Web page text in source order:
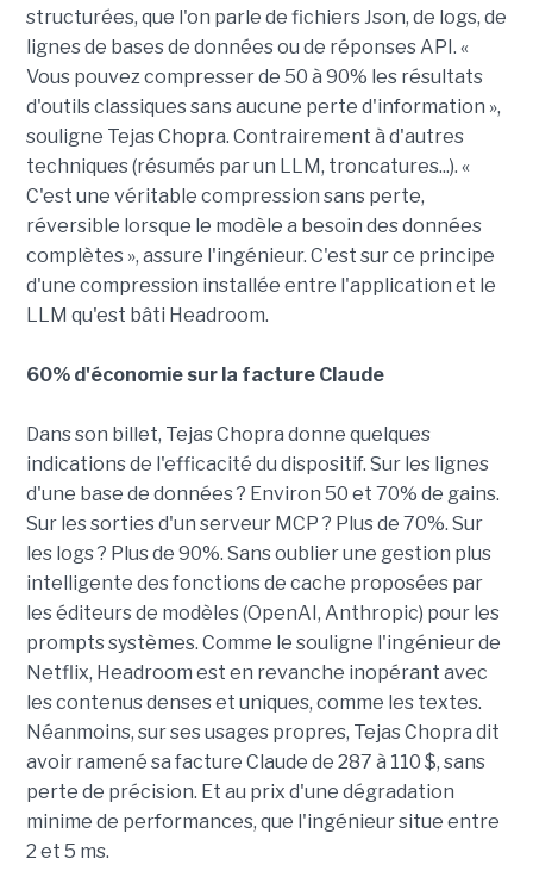
structurées, que l'on parle de fichiers Json, de logs, de
lignes de bases de données ou de réponses API. «
Vous pouvez compresser de 50 à 90% les résultats
d'outils classiques sans aucune perte d'information »,
souligne Tejas Chopra. Contrairement à d'autres
techniques (résumés par un LLM, troncatures...). «
C'est une véritable compression sans perte,
réversible lorsque le modèle a besoin des données
complètes », assure l'ingénieur. C'est sur ce principe
d'une compression installée entre l'application et le
LLM qu'est bâti Headroom.
60% d'économie sur la facture Claude
Dans son billet, Tejas Chopra donne quelques
indications de l'efficacité du dispositif. Sur les lignes
d'une base de données ? Environ 50 et 70% de gains.
Sur les sorties d'un serveur MCP ? Plus de 70%. Sur
les logs ? Plus de 90%. Sans oublier une gestion plus
intelligente des fonctions de cache proposées par
les éditeurs de modèles (OpenAI, Anthropic) pour les
prompts systèmes. Comme le souligne l'ingénieur de
Netflix, Headroom est en revanche inopérant avec
les contenus denses et uniques, comme les textes.
Néanmoins, sur ses usages propres, Tejas Chopra dit
avoir ramené sa facture Claude de 287 à 110 $, sans
perte de précision. Et au prix d'une dégradation
minime de performances, que l'ingénieur situe entre
2 et 5 ms.